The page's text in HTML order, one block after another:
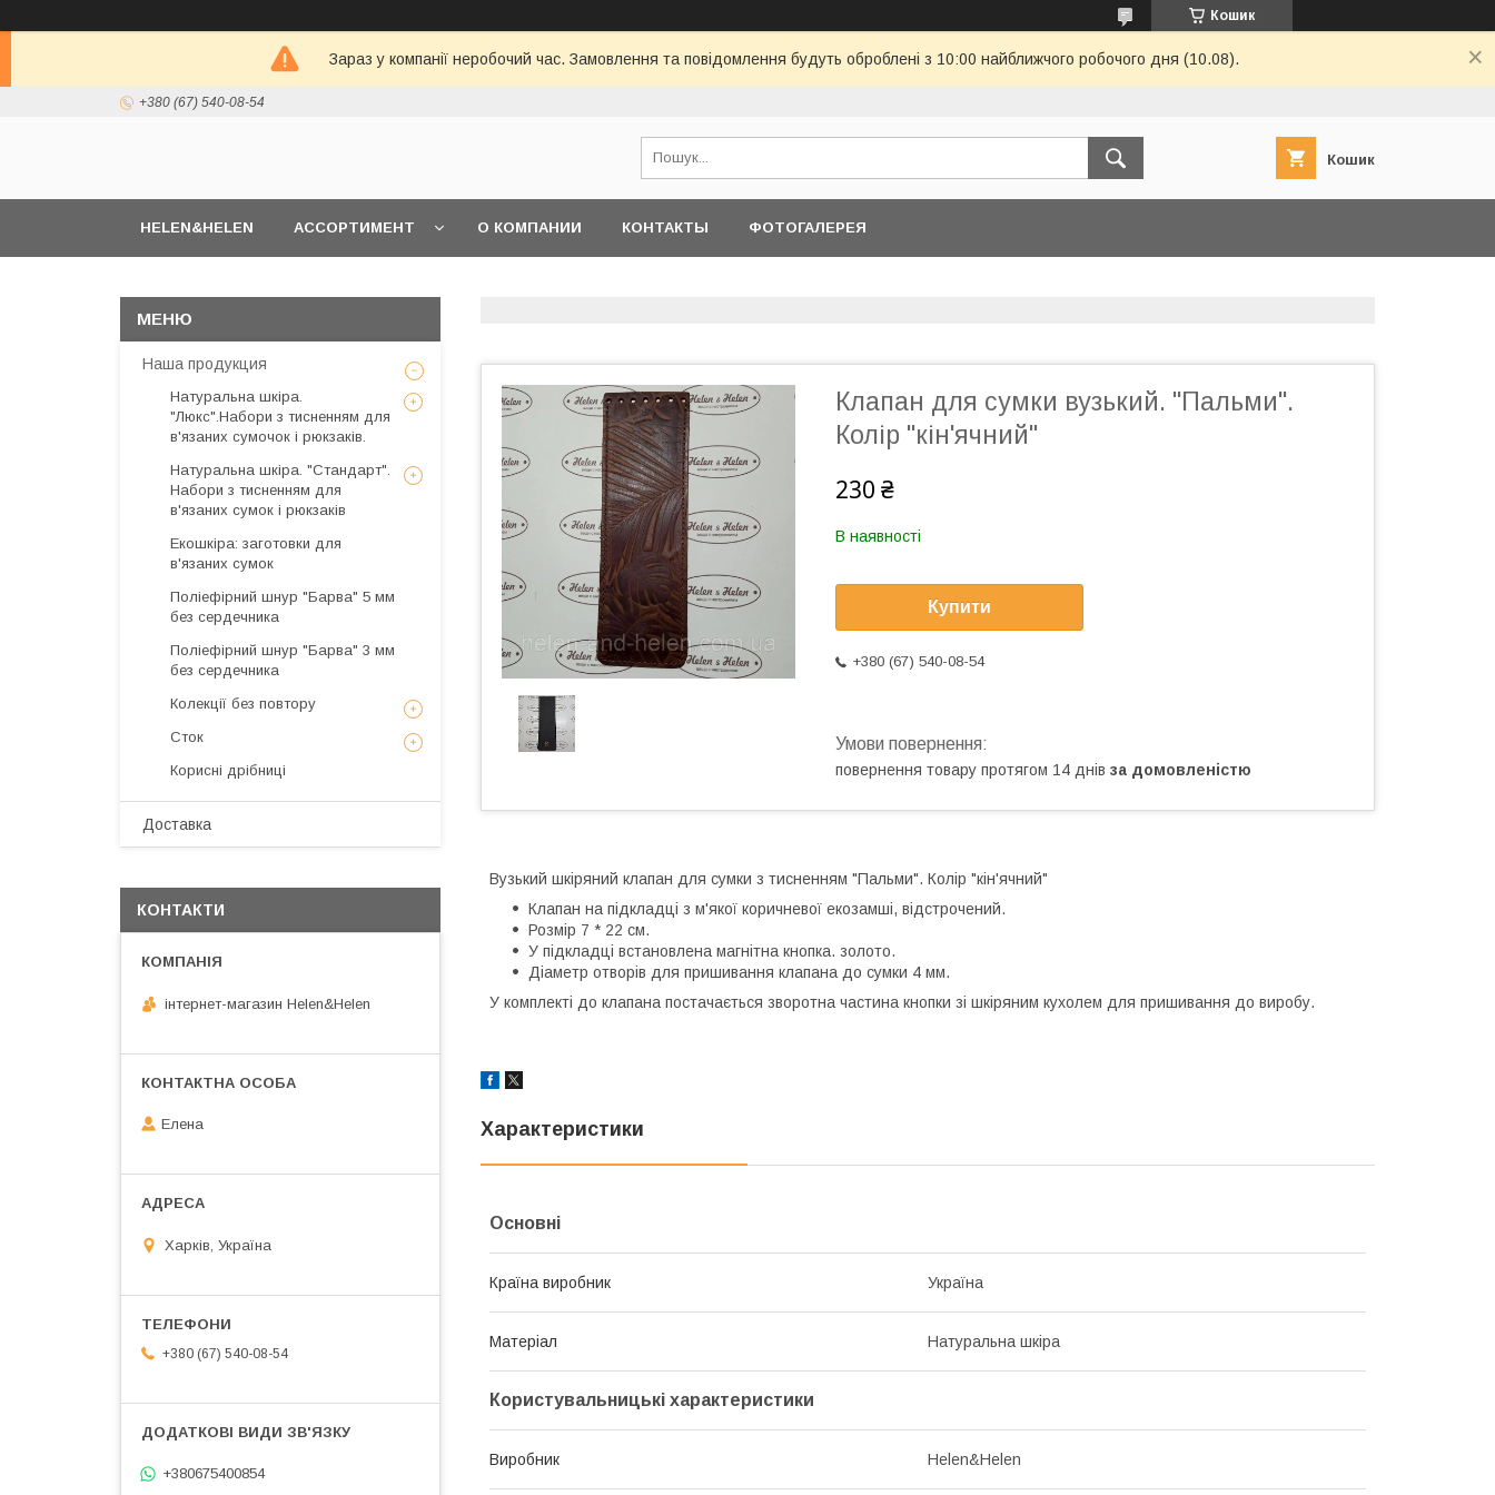
Кошик
Зараз у компанії неробочий час. Замовлення та повідомлення будуть оброблені з 10:00 найближчого робочого дня (10.08).
+380 (67) 540-08-54
Кошик
HELEN&HELEN АССОРТИМЕНТ О КОМПАНИИ КОНТАКТЫ ФОТОГАЛЕРЕЯ
Клапан для сумки вузький. "Пальми".
Колір "кін'ячний"
230 ₴
В наявності
Купити
+380 (67) 540-08-54
повернення товару протягом 14 днів за домовленістю
Вузький шкіряний клапан для сумки з тисненням "Пальми". Колір "кін'ячний"
Клапан на підкладці з м'якої коричневої екозамші, відстрочений.
Розмір 7 * 22 см.
У підкладці встановлена магнітна кнопка. золото.
Діаметр отворів для пришивання клапана до сумки 4 мм.
У комплекті до клапана постачається зворотна частина кнопки зі шкіряним кухолем для пришивання до виробу.
Характеристики
Основні
Країна виробник Україна
Матеріал Натуральна шкіра
Користувальницькі характеристики
Виробник Helen&Helen
Наша продукция
Натуральна шкіра.
"Люкс".Набори з тисненням для
в'язаних сумочок і рюкзаків.
Натуральна шкіра. "Стандарт".
Набори з тисненням для
в'язаних сумок і рюкзаків
Екошкіра: заготовки для
в'язаних сумок
Поліефірний шнур "Барва" 5 мм
без сердечника
Поліефірний шнур "Барва" 3 мм
без сердечника
Колекції без повтору
Сток
Корисні дрібниці
Доставка
КОНТАКТИ
інтернет-магазин Helen&Helen
Елена
Харків, Україна
+380 (67) 540-08-54
+380675400854